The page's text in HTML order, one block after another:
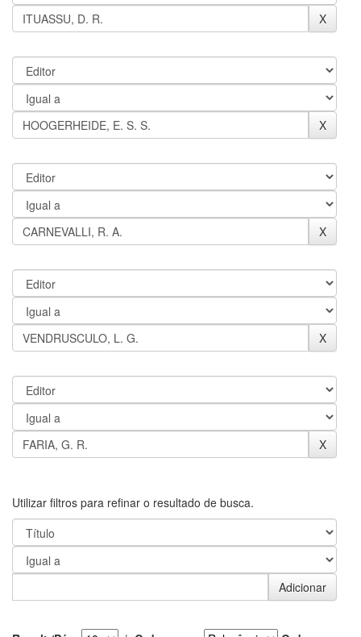
Utilizar filtros para refinar o resultado de busca.